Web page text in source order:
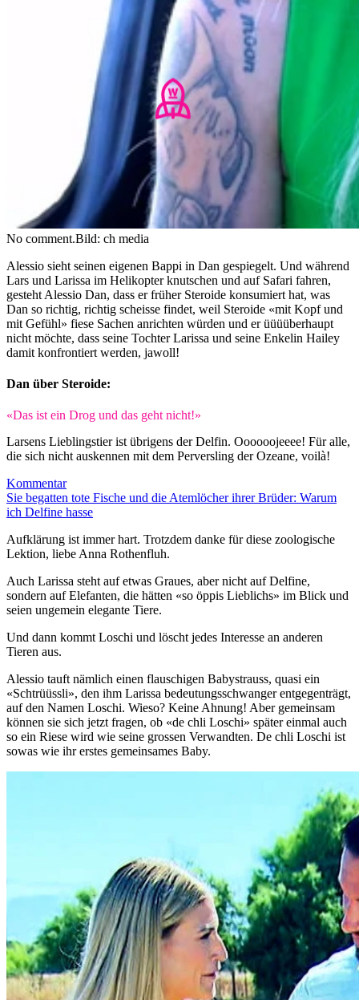
No comment.Bild: ch media
Alessio sieht seinen eigenen Bappi in Dan gespiegelt. Und während
Lars und Larissa im Helikopter knutschen und auf Safari fahren,
gesteht Alessio Dan, dass er früher Steroide konsumiert hat, was
Dan so richtig, richtig scheisse findet, weil Steroide «mit Kopf und
mit Gefühl» fiese Sachen anrichten würden und er üüüüberhaupt
nicht möchte, dass seine Tochter Larissa und seine Enkelin Hailey
damit konfrontiert werden, jawoll!
Dan über Steroide:
«Das ist ein Drog und das geht nicht!»
Larsens Lieblingstier ist übrigens der Delfin. Oooooojeeee! Für alle,
die sich nicht auskennen mit dem Perversling der Ozeane, voilà!
Kommentar
Sie begatten tote Fische und die Atemlöcher ihrer Brüder: Warum
ich Delfine hasse
Aufklärung ist immer hart. Trotzdem danke für diese zoologische
Lektion, liebe Anna Rothenfluh.
Auch Larissa steht auf etwas Graues, aber nicht auf Delfine,
sondern auf Elefanten, die hätten «so öppis Lieblichs» im Blick und
seien ungemein elegante Tiere.
Und dann kommt Loschi und löscht jedes Interesse an anderen
Tieren aus.
Alessio tauft nämlich einen flauschigen Babystrauss, quasi ein
«Schtrüüssli», den ihm Larissa bedeutungsschwanger entgegenträgt,
auf den Namen Loschi. Wieso? Keine Ahnung! Aber gemeinsam
können sie sich jetzt fragen, ob «de chli Loschi» später einmal auch
so ein Riese wird wie seine grossen Verwandten. De chli Loschi ist
sowas wie ihr erstes gemeinsames Baby.